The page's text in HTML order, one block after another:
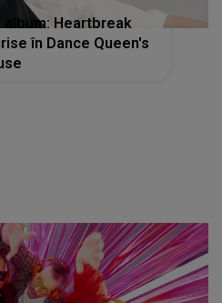
album: Heartbreak
în Dance Queen's